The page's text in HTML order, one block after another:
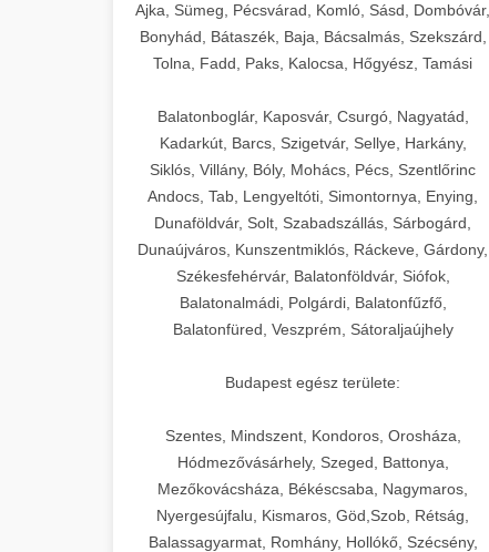
betekintésekkel.
weboldal-keszites.co
elkötelezettség erősítési módszerek
Fejlett AI-alapú Google Ads és Meta
hirdetési kampánykezelés.
Optimalizálja hirdetési költségvetését
aikampany.hu
AI hirdetési automatizálás
🍞 20. Ipari Dagasztógép +
Professzionális ipari dagasztógépek és
tésztakeverő gépek pékségek és
kereskedelmi konyhák számára.
Masszív konstrukció megbízható
teljesítményhez.
chef-iparikonyhagepek.hu
kereskedelmi tésztakeverő
🔪 21. Ipari Szeletelőgép+
Ipari hús- és sajtszeletelő gépek
professzionális élelmiszer-
előkészítéshez. Precíziós vágás
állítható vastagság beállítással.
chef-iparikonyhagepek.hu
professzionális élelmiszer szeletelő
📦 22. Vákuumozó Gép +
Kereskedelmi vákuumcsomagoló
berendezések élelmiszerek
szavatossági időt és tartsa meg a
chef-iparikonyhagepek.hu
vákuum lezáró berendezés
🎁 23. Vákuumfóliázó
+
professzionális élelmiszer-csomagolási
műveletekhez. Hatékony lezárási és
tartósítási megoldások.
chef-iparikonyhagepek.hu
🔥 24. Ipari Sütő és
Gőzpároló
+
Kereskedelmi légkeveréses sütők és
Ajka, Sümeg, Pécsvárad, Komló, Sásd, Dombóvár,
Bonyhád, Bátaszék, Baja, Bácsalmás, Szekszárd,
Tolna, Fadd, Paks, Kalocsa, Hőgyész, Tamási
Balatonboglár, Kaposvár, Csurgó, Nagyatád,
Kadarkút, Barcs, Szigetvár, Sellye, Harkány,
Siklós, Villány, Bóly, Mohács, Pécs, Szentlőrinc
Andocs, Tab, Lengyeltóti, Simontornya, Enying,
Dunaföldvár, Solt, Szabadszállás, Sárbogárd,
Dunaújváros, Kunszentmiklós, Ráckeve, Gárdony,
Székesfehérvár, Balatonföldvár, Siófok,
Balatonalmádi, Polgárdi, Balatonfűzfő,
Balatonfüred, Veszprém, Sátoraljaújhely
Budapest egész területe:
Szentes, Mindszent, Kondoros, Orosháza,
Hódmezővásárhely, Szeged, Battonya,
Mezőkovácsháza, Békéscsaba, Nagymaros,
Nyergesújfalu, Kismaros, Göd,Szob, Rétság,
Balassagyarmat, Romhány, Hollókő, Szécsény,